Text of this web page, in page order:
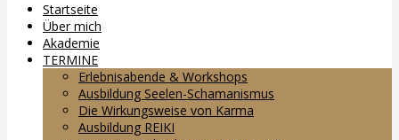
Startseite
Über mich
Akademie
TERMINE
Erlebnisabende & Workshops
Ausbildung Seelen-Schamanismus
Die Wirkungsweise von Karma
Ausbildung REIKI